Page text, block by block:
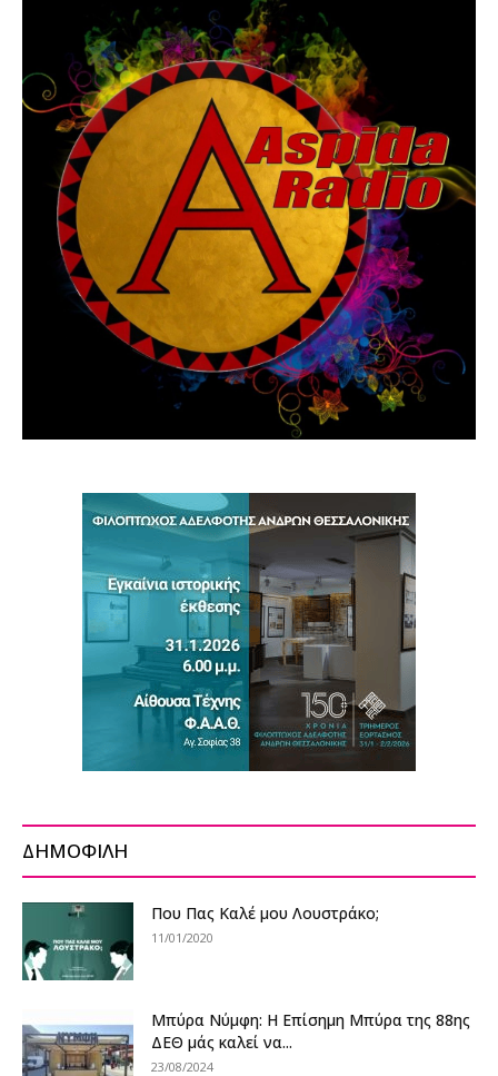
ΔΗΜΟΦΙΛΗ
Που Πας Καλέ μου Λουστράκο;
11/01/2020
Μπύρα Νύμφη: Η Επίσημη Μπύρα της 88ης
ΔΕΘ μάς καλεί να...
23/08/2024